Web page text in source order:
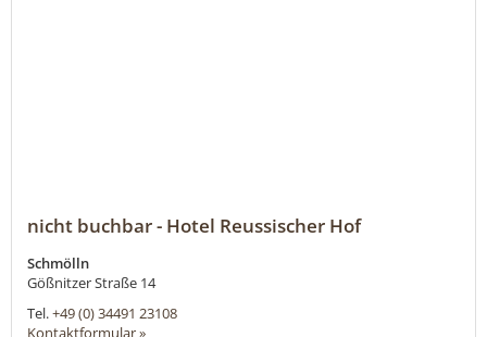
nicht buchbar - Hotel Reussischer Hof
Schmölln
Gößnitzer Straße 14
Tel.+49 (0) 34491 23108
Kontaktformular »